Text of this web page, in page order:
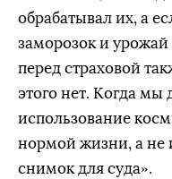
обрабатывал их, а
заморозок и урожай
перед страховой
этого нет. Когда мы
использование
нормой жизни, а не
снимок для суда».